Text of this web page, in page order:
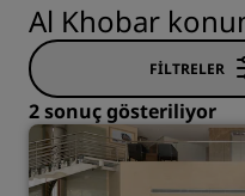
Al Khobar
FILTRELER
2 sonuç gösteriliyor